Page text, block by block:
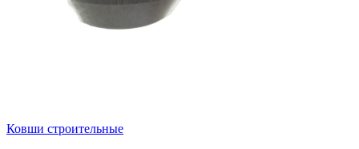
Ковши строительные